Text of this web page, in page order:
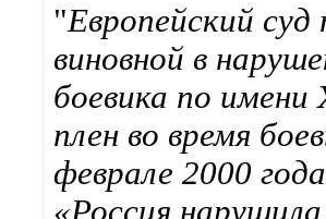
"Европейский суд
виновной в
боевика по имени
плен во время
феврале 2000
«Россия